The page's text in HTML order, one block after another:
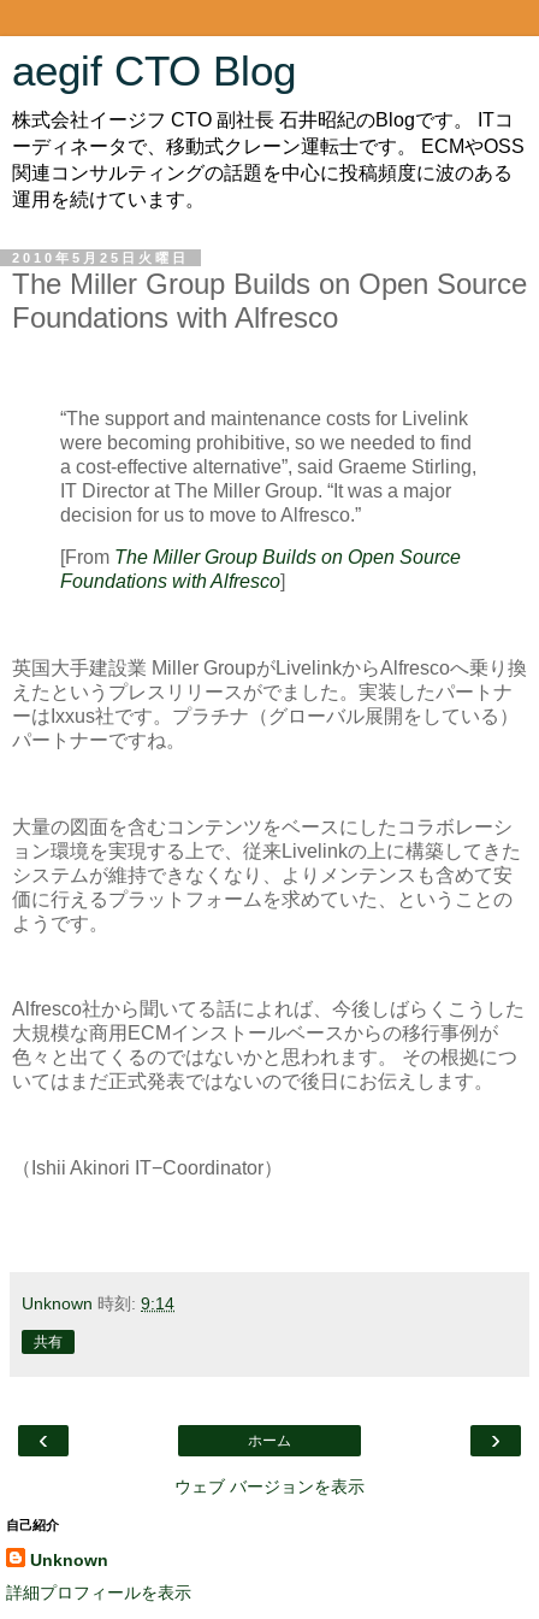
aegif CTO Blog
株式会社イージフ CTO 副社長 石井昭紀のBlogです。 ITコ
ーディネータで、移動式クレーン運転士です。 ECMやOSS
関連コンサルティングの話題を中心に投稿頻度に波のある
運用を続けています。
2010年5月25日火曜日
The Miller Group Builds on Open Source
Foundations with Alfresco
“The support and maintenance costs for Livelink
were becoming prohibitive, so we needed to find
a cost-effective alternative”, said Graeme Stirling,
IT Director at The Miller Group. “It was a major
decision for us to move to Alfresco.”
[From The Miller Group Builds on Open Source
Foundations with Alfresco]
英国大手建設業 Miller GroupがLivelinkからAlfrescoへ乗り換
えたというプレスリリースがでました。実装したパートナ
ーはIxxus社です。プラチナ（グローバル展開をしている）
パートナーですね。
大量の図面を含むコンテンツをベースにしたコラボレーシ
ョン環境を実現する上で、従来Livelinkの上に構築してきた
システムが維持できなくなり、よりメンテンスも含めて安
価に行えるプラットフォームを求めていた、ということの
ようです。
Alfresco社から聞いてる話によれば、今後しばらくこうした
大規模な商用ECMインストールベースからの移行事例が
色々と出てくるのではないかと思われます。 その根拠につ
いてはまだ正式発表ではないので後日にお伝えします。
（Ishii Akinori IT−Coordinator）
Unknown 時刻: 9:14
共有
‹ ›
ホーム
ウェブ バージョンを表示
自己紹介
Unknown
詳細プロフィールを表示